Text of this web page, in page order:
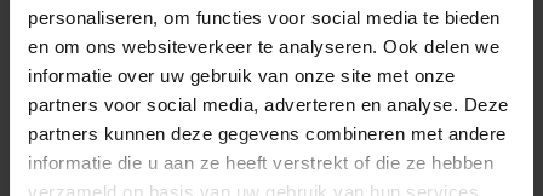
personaliseren, om functies voor social media te bieden
en om ons websiteverkeer te analyseren. Ook delen we
informatie over uw gebruik van onze site met onze
partners voor social media, adverteren en analyse. Deze
partners kunnen deze gegevens combineren met andere
informatie die u aan ze heeft verstrekt of die ze hebben
verzameld op basis van uw gebruik van hun services.